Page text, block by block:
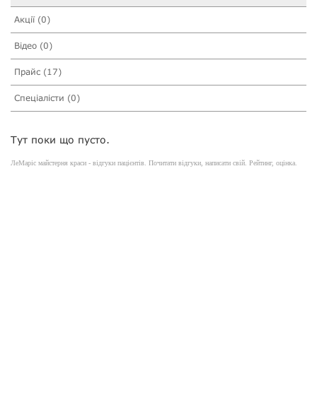
Акції (0)
Відео (0)
Прайс (17)
Спеціалісти (0)
Тут поки що пусто.
ЛеМаріс майстерня краси - відгуки пацієнтів. Почитати відгуки, написати свій. Рейтинг, оцінка.